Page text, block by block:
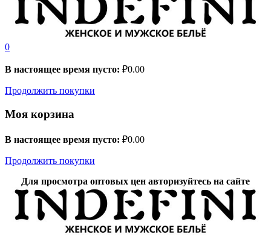
0
В настоящее время пусто: ₽0.00
Продолжить покупки
Моя корзина
В настоящее время пусто: ₽0.00
Продолжить покупки
Для просмотра оптовых цен авторизуйтесь на сайте